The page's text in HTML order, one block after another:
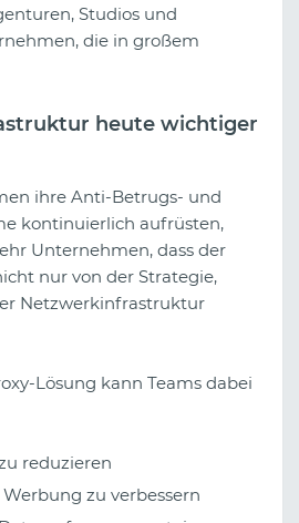
Studios und
die in großem
heute wichtiger
ihre Anti-Betrugs- und
kontinuierlich aufrüsten,
Unternehmen, dass der
nur von der Strategie,
Netzwerkinfrastruktur
Lösung kann Teams dabei
reduzieren
zu verbessern